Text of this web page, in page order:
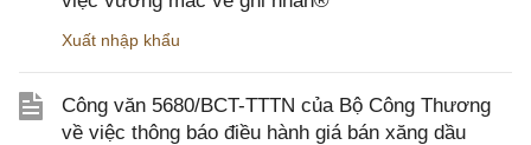
Xuất nhập khẩu
Công văn 5680/BCT-TTTN của Bộ Công Thương
về việc thông báo điều hành giá bán xăng dầu